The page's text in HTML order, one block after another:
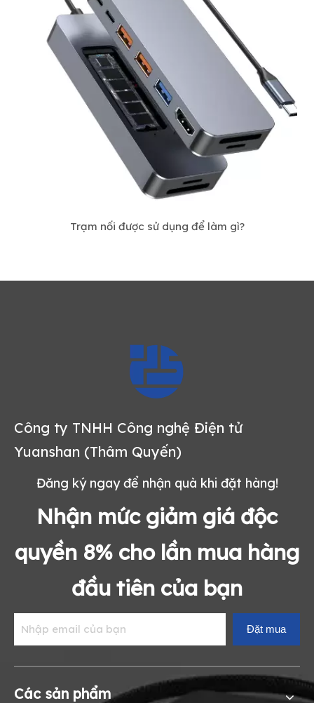
Trạm nối được sử dụng để làm gì?
Công ty TNHH Công nghệ Điện tử
Yuanshan (Thâm Quyến)
Đăng ký ngay để nhận quà khi đặt hàng!
Nhận mức giảm giá độc
quyền 8% cho lần mua hàng
đầu tiên của bạn
Đặt mua
Các sản phẩm